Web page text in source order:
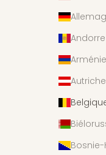
Andorre
Bosnie-